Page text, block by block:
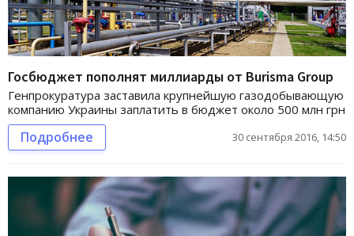
Госбюджет пополнят миллиарды от Burisma Group
Генпрокуратура заставила крупнейшую газодобывающую
компанию Украины заплатить в бюджет около 500 млн грн
Подробнее 30 сентября 2016, 14:50